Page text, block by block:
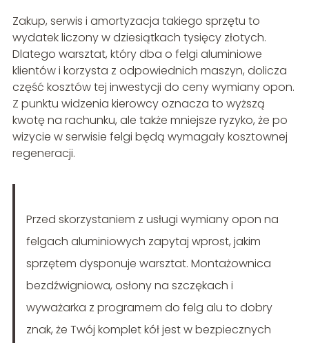
Zakup, serwis i amortyzacja takiego sprzętu to
wydatek liczony w dziesiątkach tysięcy złotych.
Dlatego warsztat, który dba o felgi aluminiowe
klientów i korzysta z odpowiednich maszyn, dolicza
część kosztów tej inwestycji do ceny wymiany opon.
Z punktu widzenia kierowcy oznacza to wyższą
kwotę na rachunku, ale także mniejsze ryzyko, że po
wizycie w serwisie felgi będą wymagały kosztownej
regeneracji.
Przed skorzystaniem z usługi wymiany opon na
felgach aluminiowych zapytaj wprost, jakim
sprzętem dysponuje warsztat. Montażownica
bezdźwigniowa, osłony na szczękach i
wyważarka z programem do felg alu to dobry
znak, że Twój komplet kół jest w bezpiecznych